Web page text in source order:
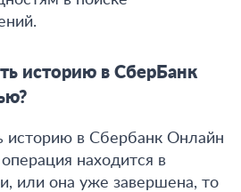
историю в СберБанк
историю в Сбербанк Онлайн
находится в
или она уже завершена, то